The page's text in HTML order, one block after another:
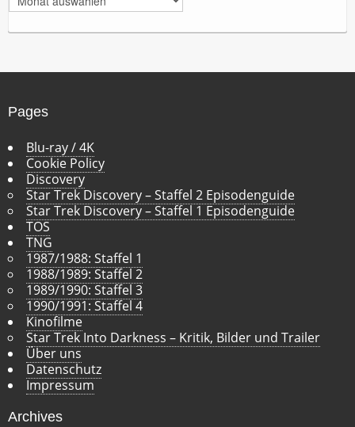
r
v
Pages
Blu-ray / 4K
Cookie Policy
Discovery
Star Trek Discovery – Staffel 2 Episodenguide
Star Trek Discovery – Staffel 1 Episodenguide
TOS
TNG
1987/1988: Staffel 1
1988/1989: Staffel 2
1989/1990: Staffel 3
1990/1991: Staffel 4
Kinofilme
Star Trek Into Darkness – Kritik, Bilder und Trailer
Über uns
Datenschutz
Impressum
Archives